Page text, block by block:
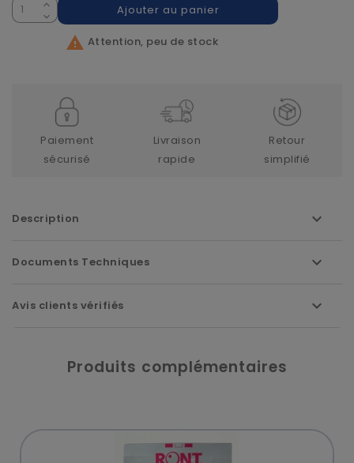
Ajouter au panier
 Attention, peu de stock
Paiement
sécurisé
Livraison
rapide
Retour
simplifié
Description
Documents Techniques
Avis clients vérifiés
Produits complémentaires